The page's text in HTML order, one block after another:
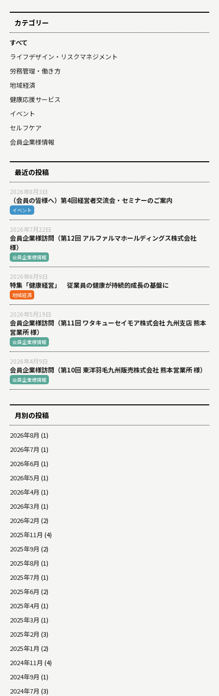
カテゴリー
すべて
ライフデザイン・リスクマネジメント
労務管理・働き方
地域経済
健康応援サービス
イベント
セルフケア
会員企業様情報
最近の投稿
2026年8月3日
（会員の皆様へ）第4回経営者交流会・セミナーのご案内
イベント
2026年7月22日
会員企業様訪問（第12回 アルファルマホールディングス株式会社
様）
会員企業様情報
2026年6月9日
特集「健康経営」 従業員の健康が持続的成長の基盤に
地域経済
2026年5月19日
会員企業様訪問（第11回 ワタキューセイモア株式会社 九州支店 熊本
営業所 様）
会員企業様情報
2026年4月9日
会員企業様訪問（第10回 東洋羽毛九州販売株式会社 熊本営業所 様）
会員企業様情報
月別の投稿
2026年8月 (1)
2026年7月 (1)
2026年6月 (1)
2026年5月 (1)
2026年4月 (1)
2026年3月 (1)
2026年2月 (2)
2025年11月 (4)
2025年9月 (2)
2025年8月 (1)
2025年7月 (1)
2025年6月 (2)
2025年4月 (1)
2025年3月 (1)
2025年2月 (3)
2025年1月 (2)
2024年11月 (4)
2024年9月 (1)
2024年7月 (3)